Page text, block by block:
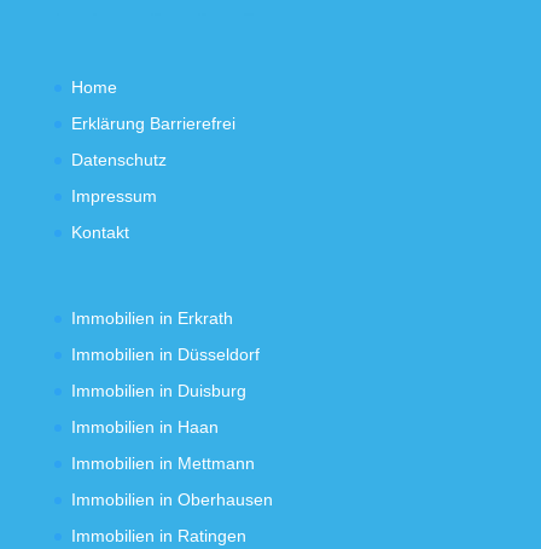
Home
Erklärung Barrierefrei
Datenschutz
Impressum
Kontakt
Immobilien in Erkrath
Immobilien in Düsseldorf
Immobilien in Duisburg
Immobilien in Haan
Immobilien in Mettmann
Immobilien in Oberhausen
Immobilien in Ratingen